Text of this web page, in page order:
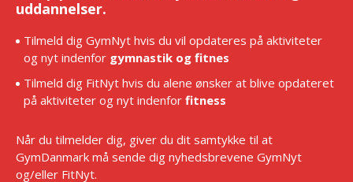
uddannelser.
Tilmeld dig GymNyt hvis du vil opdateres på aktiviteter
og nyt indenfor gymnastik og fitnes
Tilmeld dig FitNyt hvis du alene ønsker at blive opdateret
på aktiviteter og nyt indenfor fitness
Når du tilmelder dig, giver du dit samtykke til at
GymDanmark må sende dig nyhedsbrevene GymNyt
og/eller FitNyt.